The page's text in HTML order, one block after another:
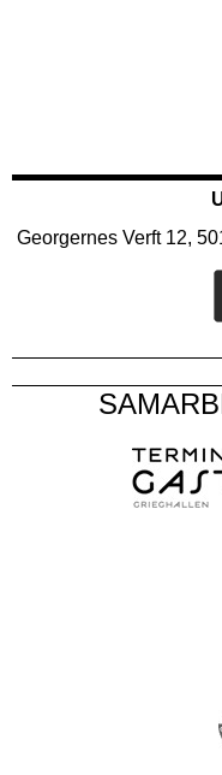
Georgernes Verft 12,